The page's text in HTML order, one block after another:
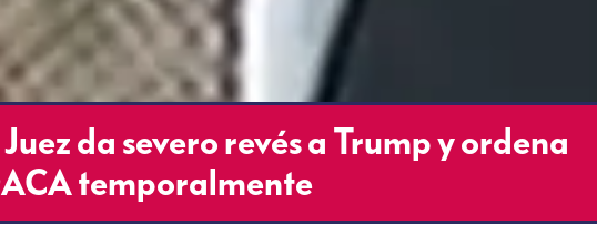
da severo revés a Trump y ordena
temporalmente